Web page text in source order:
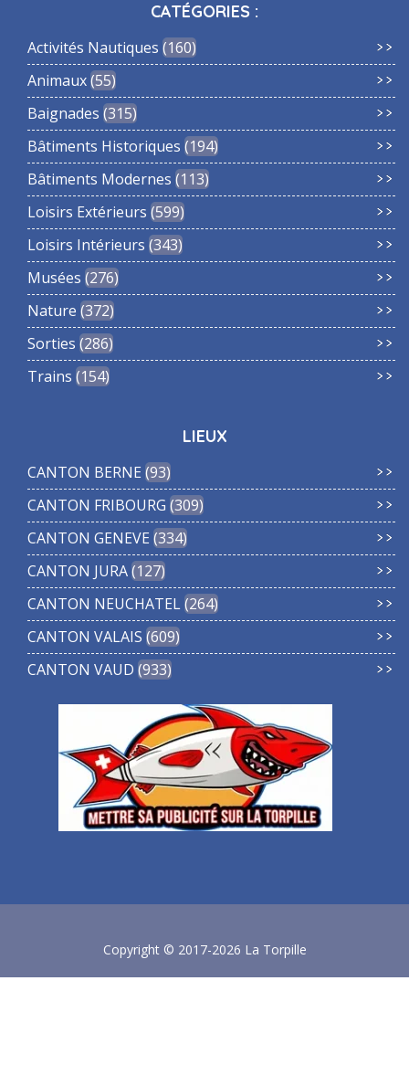
CATÉGORIES :
Activités Nautiques 160
Animaux 55
Baignades 315
Bâtiments Historiques 194
Bâtiments Modernes 113
Loisirs Extérieurs 599
Loisirs Intérieurs 343
Musées 276
Nature 372
Sorties 286
Trains 154
LIEUX
CANTON BERNE 93
CANTON FRIBOURG 309
CANTON GENEVE 334
CANTON JURA 127
CANTON NEUCHATEL 264
CANTON VALAIS 609
CANTON VAUD 933
Copyright © 2017-2026 La Torpille